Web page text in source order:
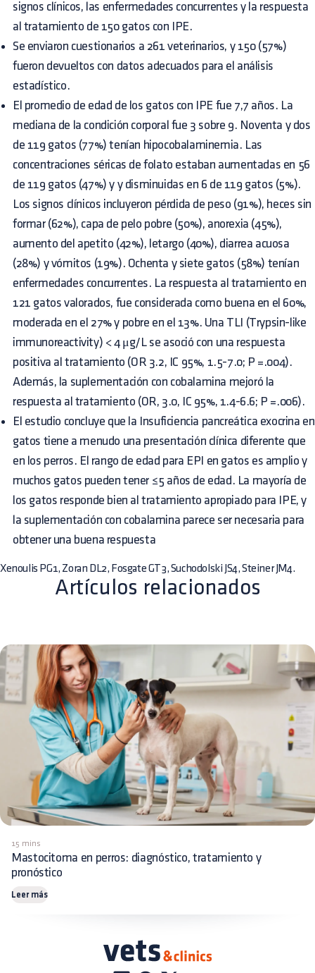
signos clínicos, las enfermedades concurrentes y la respuesta
al tratamiento de 150 gatos con IPE.
Se enviaron cuestionarios a 261 veterinarios, y 150 (57%)
fueron devueltos con datos adecuados para el análisis
estadístico.
El promedio de edad de los gatos con IPE fue 7,7 años. La
mediana de la condición corporal fue 3 sobre 9. Noventa y dos
de 119 gatos (77%) tenían hipocobalaminemia. Las
concentraciones séricas de folato estaban aumentadas en 56
de 119 gatos (47%) y y disminuidas en 6 de 119 gatos (5%).
Los signos clínicos incluyeron pérdida de peso (91%), heces sin
formar (62%), capa de pelo pobre (50%), anorexia (45%),
aumento del apetito (42%), letargo (40%), diarrea acuosa
(28%) y vómitos (19%). Ochenta y siete gatos (58%) tenían
enfermedades concurrentes. La respuesta al tratamiento en
121 gatos valorados, fue considerada como buena en el 60%,
moderada en el 27% y pobre en el 13%. Una TLI (Trypsin-like
immunoreactivity) < 4 μg/L se asoció con una respuesta
positiva al tratamiento (OR 3.2, IC 95%, 1.5-7.0; P =.004).
Además, la suplementación con cobalamina mejoró la
respuesta al tratamiento (OR, 3.0, IC 95%, 1.4-6.6; P =.006).
El estudio concluye que la Insuficiencia pancreática exocrina en
gatos tiene a menudo una presentación clínica diferente que
en los perros. El rango de edad para EPI en gatos es amplio y
muchos gatos pueden tener ≤5 años de edad. La mayoría de
los gatos responde bien al tratamiento apropiado para IPE, y
la suplementación con cobalamina parece ser necesaria para
obtener una buena respuesta
Xenoulis PG1, Zoran DL2, Fosgate GT3, Suchodolski JS4, Steiner JM4.
Artículos relacionados
15 mins
Mastocitoma en perros: diagnóstico, tratamiento y
pronóstico
Leer más